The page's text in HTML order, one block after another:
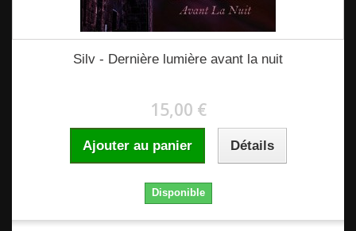
Silv - Dernière lumière avant la nuit
15,00 €
Ajouter au panier Détails
Disponible